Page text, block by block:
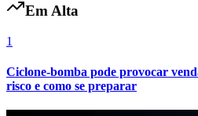
Em Alta
1
Ciclone-bomba pode provocar
risco e como se preparar